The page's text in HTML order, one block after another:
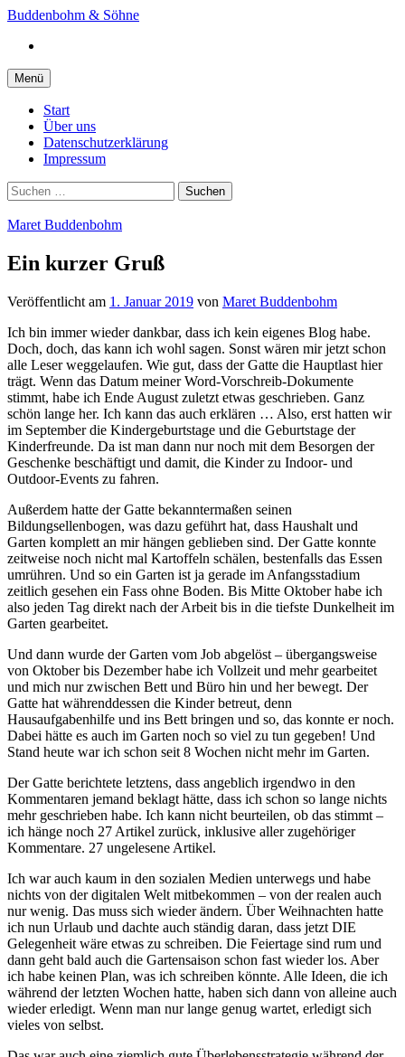
Springe
Inhalt
Buddenbohm & Söhne
Menü
Start
Über uns
Datenschutzerklärung
Impressum
Suchen
nach:
Maret Buddenbohm
Ein kurzer Gruß
Veröffentlicht am 1. Januar 2019 von Maret Buddenbohm
Ich bin immer wieder dankbar, dass ich kein eigenes Blog habe.
Doch, doch, das kann ich wohl sagen. Sonst wären mir jetzt schon
alle Leser weggelaufen. Wie gut, dass der Gatte die Hauptlast hier
trägt. Wenn das Datum meiner Word-Vorschreib-Dokumente
stimmt, habe ich Ende August zuletzt etwas geschrieben. Ganz
schön lange her. Ich kann das auch erklären … Also, erst hatten wir
im September die Kindergeburtstage und die Geburtstage der
Kinderfreunde. Da ist man dann nur noch mit dem Besorgen der
Geschenke beschäftigt und damit, die Kinder zu Indoor- und
Outdoor-Events zu fahren.
Außerdem hatte der Gatte bekanntermaßen seinen
Bildungsellenbogen, was dazu geführt hat, dass Haushalt und
Garten komplett an mir hängen geblieben sind. Der Gatte konnte
zeitweise noch nicht mal Kartoffeln schälen, bestenfalls das Essen
umrühren. Und so ein Garten ist ja gerade im Anfangsstadium
zeitlich gesehen ein Fass ohne Boden. Bis Mitte Oktober habe ich
also jeden Tag direkt nach der Arbeit bis in die tiefste Dunkelheit im
Garten gearbeitet.
Und dann wurde der Garten vom Job abgelöst – übergangsweise
von Oktober bis Dezember habe ich Vollzeit und mehr gearbeitet
und mich nur zwischen Bett und Büro hin und her bewegt. Der
Gatte hat währenddessen die Kinder betreut, denn
Hausaufgabenhilfe und ins Bett bringen und so, das konnte er noch.
Dabei hätte es auch im Garten noch so viel zu tun gegeben! Und
Stand heute war ich schon seit 8 Wochen nicht mehr im Garten.
Der Gatte berichtete letztens, dass angeblich irgendwo in den
Kommentaren jemand beklagt hätte, dass ich schon so lange nichts
mehr geschrieben habe. Ich kann nicht beurteilen, ob das stimmt –
ich hänge noch 27 Artikel zurück, inklusive aller zugehöriger
Kommentare. 27 ungelesene Artikel.
Ich war auch kaum in den sozialen Medien unterwegs und habe
nichts von der digitalen Welt mitbekommen – von der realen auch
nur wenig. Das muss sich wieder ändern. Über Weihnachten hatte
ich nun Urlaub und dachte auch ständig daran, dass jetzt DIE
Gelegenheit wäre etwas zu schreiben. Die Feiertage sind rum und
dann geht bald auch die Gartensaison schon fast wieder los. Aber
ich habe keinen Plan, was ich schreiben könnte. Alle Ideen, die ich
während der letzten Wochen hatte, haben sich dann von alleine auch
wieder erledigt. Wenn man nur lange genug wartet, erledigt sich
vieles von selbst.